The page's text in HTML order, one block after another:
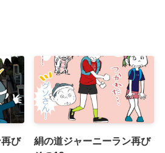
び
絹の道ジャーニーラン再び